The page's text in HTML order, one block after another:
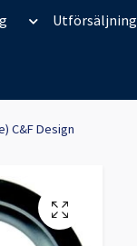
Utförsäljning
C&F Design